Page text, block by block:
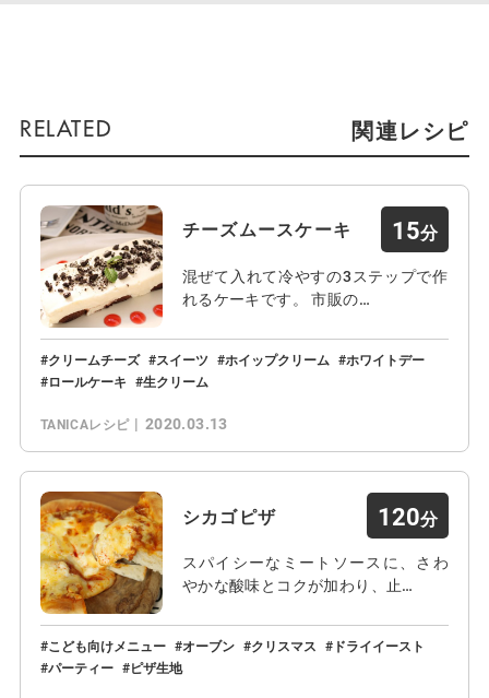
関連レシピ
チーズムースケーキ 15
混ぜて入れて冷やすの3ステップで作
れるケーキです。 市販の…
クリームチーズ スイーツ ホイップクリーム
ホワイトデー
ロールケーキ
生クリーム
TANICAレシピ 2020.03.13
シカゴピザ 120
スパイシーなミートソースに、さわ
やかな酸味とコクが加わり、止…
こども向けメニュー オーブン クリスマス
ドライイースト
パーティー
ピザ生地